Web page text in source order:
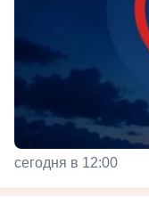
сегодня в 12:00